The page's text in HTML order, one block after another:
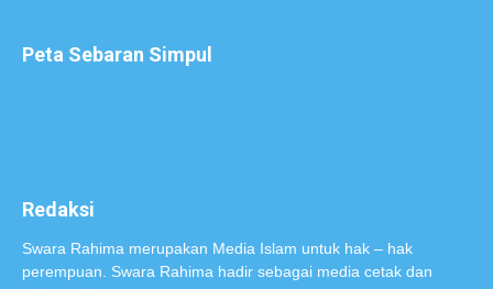
Peta Sebaran Simpul
Redaksi
Swara Rahima merupakan Media Islam untuk hak – hak
perempuan. Swara Rahima hadir sebagai media cetak dan